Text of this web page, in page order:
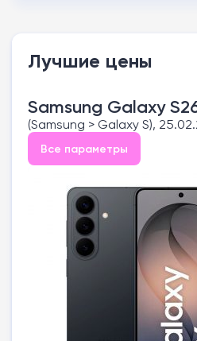
Лучшие цены
Samsung Galaxy
(Samsung > Galaxy S),
Все параметры